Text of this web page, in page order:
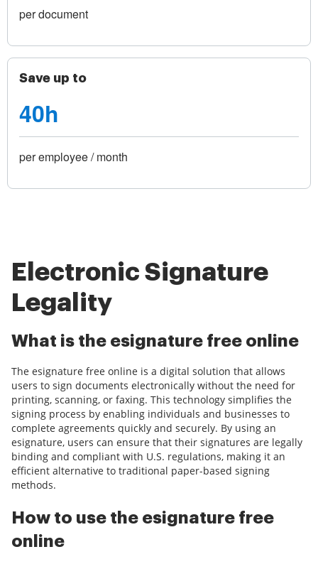
per document
Save up to
40h
per employee / month
Electronic Signature
Legality
What is the esignature free online
The esignature free online is a digital solution that allows
users to sign documents electronically without the need for
printing, scanning, or faxing. This technology simplifies the
signing process by enabling individuals and businesses to
complete agreements quickly and securely. By using an
esignature, users can ensure that their signatures are legally
binding and compliant with U.S. regulations, making it an
efficient alternative to traditional paper-based signing
methods.
How to use the esignature free
online